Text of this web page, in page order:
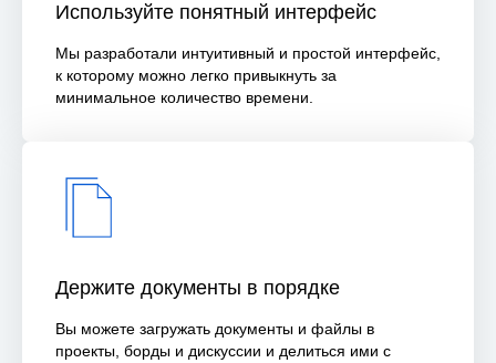
Используйте понятный интерфейс
Мы разработали интуитивный и простой интерфейс,
к которому можно легко привыкнуть за
минимальное количество времени.
Держите документы в порядке
Вы можете загружать документы и файлы в
проекты, борды и дискуссии и делиться ими с